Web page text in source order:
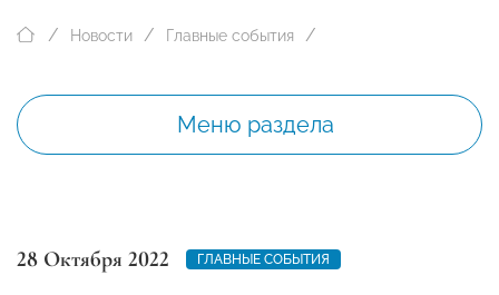
Новости Главные события
Меню раздела
28 Октября 2022 ГЛАВНЫЕ СОБЫТИЯ